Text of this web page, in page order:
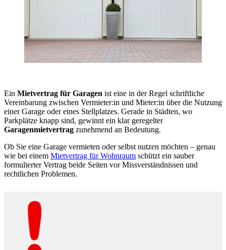
Ein Mietvertrag für Garagen ist eine in der Regel schriftliche
Vereinbarung zwischen Vermieter:in und Mieter:in über die Nutzung
einer Garage oder eines Stellplatzes. Gerade in Städten, wo
Parkplätze knapp sind, gewinnt ein klar geregelter
Garagenmietvertrag zunehmend an Bedeutung.
Ob Sie eine Garage vermieten oder selbst nutzen möchten – genau
wie bei einem Mietvertrag für Wohnraum schützt ein sauber
formulierter Vertrag beide Seiten vor Missverständnissen und
rechtlichen Problemen.